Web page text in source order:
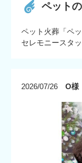
ペット
ペット火葬「ペ
セレモニースタ
2026/07/26 O様